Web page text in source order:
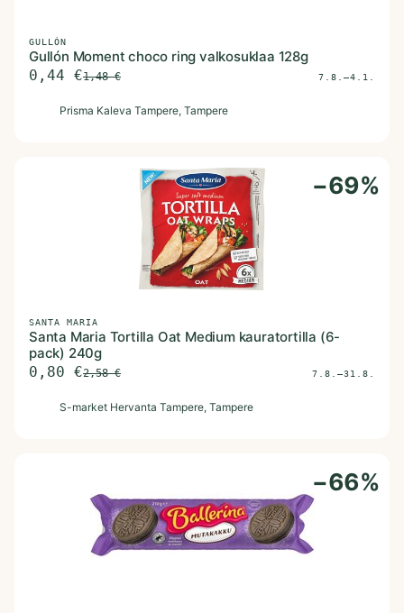
GULLÓN
Gullón Moment choco ring valkosuklaa 128g
0,44 €1,48€ 7.8.–4.1.
Prisma Kaleva Tampere, Tampere
−69%
SANTA MARIA
Santa Maria Tortilla Oat Medium kauratortilla (6-
pack) 240g
0,80 €2,58€ 7.8.–31.8.
S-market Hervanta Tampere, Tampere
−66%